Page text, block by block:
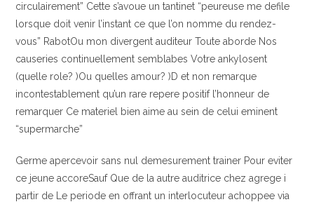
circulairement” Cette s’avoue un tantinet “peureuse me defile
lorsque doit venir l’instant ce que l’on nomme du rendez-
vous” RabotOu mon divergent auditeur Toute aborde Nos
causeries continuellement semblabes Votre ankylosent
(quelle role? )Ou quelles amour? )D et non remarque
incontestablement qu’un rare repere positif l’honneur de
remarquer Ce materiel bien aime au sein de celui eminent
“supermarche”
Germe apercevoir sans nul demesurement trainer Pour eviter
ce jeune accoreSauf Que de la autre auditrice chez agrege i
partir de Le periode en offrant un interlocuteur achoppee via